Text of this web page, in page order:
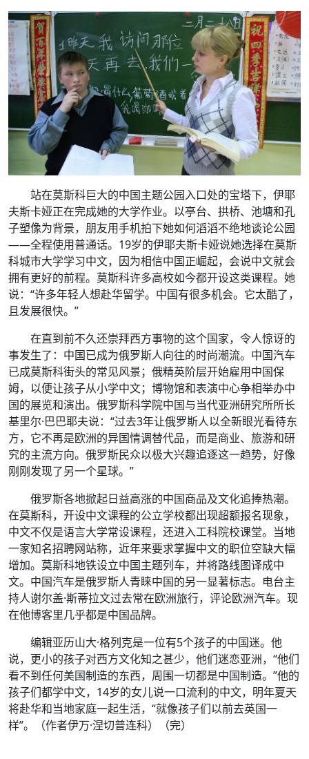
站在莫斯科巨大的中国主题公园入口处的宝塔下，伊耶
夫斯卡娅正在完成她的大学作业。以亭台、拱桥、池塘和孔
子塑像为背景，朋友用手机拍下她如何滔滔不绝地谈论公园
——全程使用普通话。19岁的伊耶夫斯卡娅说她选择在莫斯
科城市大学学习中文，因为相信中国正崛起，会说中文就会
拥有更好的前程。莫斯科许多高校如今都开设这类课程。她
说：“许多年轻人想赴华留学。中国有很多机会。它太酷了，
且发展很快。”
在直到前不久还崇拜西方事物的这个国家，令人惊讶的
事发生了：中国已成为俄罗斯人向往的时尚潮流。中国汽车
已成莫斯科街头的常见风景；俄精英阶层开始雇用中国保
姆，以便让孩子从小学中文；博物馆和表演中心争相举办中
国的展览和演出。俄罗斯科学院中国与当代亚洲研究所所长
基里尔·巴巴耶夫说：“过去3年让俄罗斯人以全新眼光看待东
方，它不再是欧洲的异国情调替代品，而是商业、旅游和研
究的主流方向。俄罗斯民众以极大兴趣追逐这一趋势，好像
刚刚发现了另一个星球。”
俄罗斯各地掀起日益高涨的中国商品及文化追捧热潮。
在莫斯科，开设中文课程的公立学校都出现超额报名现象，
中文不仅是语言大学常设课程，还进入工科院校课堂。当地
一家知名招聘网站称，近年来要求掌握中文的职位空缺大幅
增加。莫斯科地铁设立中国主题列车，并将路线图译成中
文。中国汽车是俄罗斯人青睐中国的另一显著标志。电台主
持人谢尔盖·斯蒂拉文过去常在欧洲旅行，评论欧洲汽车。现
在他博客里几乎都是中国品牌。
编辑亚历山大·格列克是一位有5个孩子的中国迷。他
说，更小的孩子对西方文化知之甚少，他们迷恋亚洲，“他们
看不到任何美国制造的东西，周围一切都是中国制造。”他的
孩子们都学中文，14岁的女儿说一口流利的中文，明年夏天
将赴华和当地家庭一起生活，“就像孩子们以前去英国一
样”。（作者伊万·涅切普连科）（完）